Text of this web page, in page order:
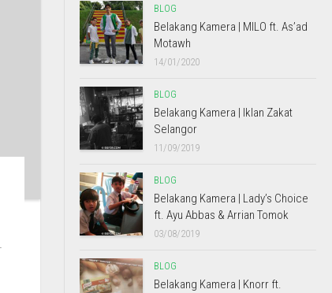
BLOG
Belakang Kamera | MILO ft. As’ad
Motawh
14/01/2020
BLOG
Belakang Kamera | Iklan Zakat
Selangor
11/09/2019
BLOG
Belakang Kamera | Lady’s Choice
ft. Ayu Abbas & Arrian Tomok
03/08/2019
BLOG
Belakang Kamera | Knorr ft.